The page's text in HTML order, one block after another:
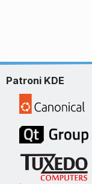
Patroni KDE